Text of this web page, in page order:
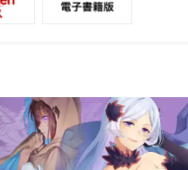
階層『迷宮の楽園』に階層主・ゴ
現。冒険者達は団結し、撃退を目